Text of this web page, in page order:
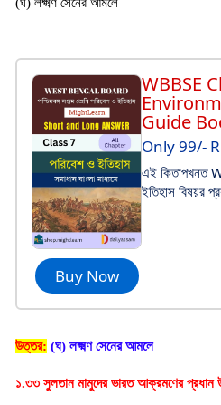
Buy Now
WBBSE
Guide
Only 99/-
এই কিতাপখনত
ইতিহাস বিষয়র
উত্তর: (ঘ) লক্ষ্মণ সেনের আমলে
১.৩৩ সুলতান মামুদের ভারত আক্রমণের প্রধান